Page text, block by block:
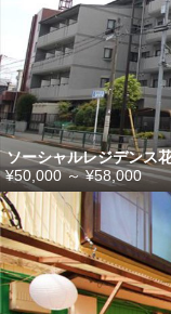
ソーシャルレジデンス
¥50,000～¥58,000